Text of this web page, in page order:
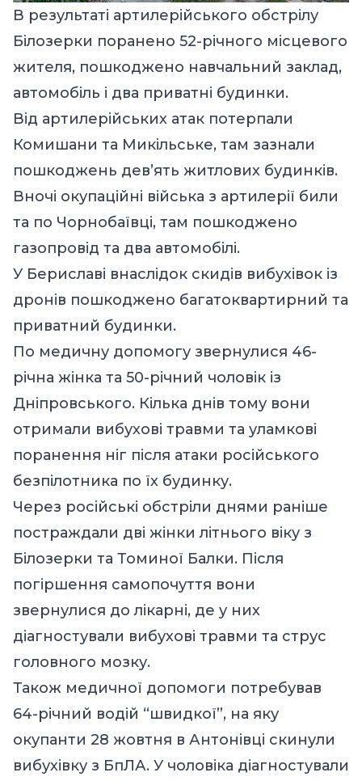
В результаті артилерійського обстрілу
Білозерки поранено 52-річного місцевого
жителя, пошкоджено навчальний заклад,
автомобіль і два приватні будинки.
Від артилерійських атак потерпали
Комишани та Микільське, там зазнали
пошкоджень дев’ять житлових будинків.
Вночі окупаційні війська з артилерії били
та по Чорнобаївці, там пошкоджено
газопровід та два автомобілі.
У Бериславі внаслідок скидів вибухівок із
дронів пошкоджено багатоквартирний та
приватний будинки.
По медичну допомогу звернулися 46-
річна жінка та 50-річний чоловік із
Дніпровського. Кілька днів тому вони
отримали вибухові травми та уламкові
поранення ніг після атаки російського
безпілотника по їх будинку.
Через російські обстріли днями раніше
постраждали дві жінки літнього віку з
Білозерки та Томиної Балки. Після
погіршення самопочуття вони
звернулися до лікарні, де у них
діагностували вибухові травми та струс
головного мозку.
Також медичної допомоги потребував
64-річний водій “швидкої”, на яку
окупанти 28 жовтня в Антонівці скинули
вибухівку з БпЛА. У чоловіка діагностували